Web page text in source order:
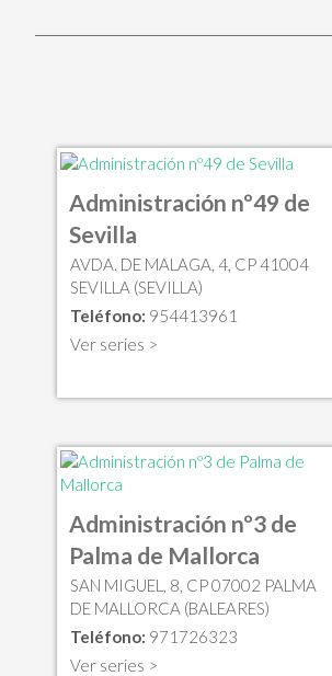
Administración nº49 de
Sevilla
AVDA. DE MALAGA, 4, CP 41004
SEVILLA (SEVILLA)
Teléfono: 954413961
Ver series >
Administración nº3 de
Palma de Mallorca
SAN MIGUEL, 8, CP 07002 PALMA
DE MALLORCA (BALEARES)
Teléfono: 971726323
Ver series >